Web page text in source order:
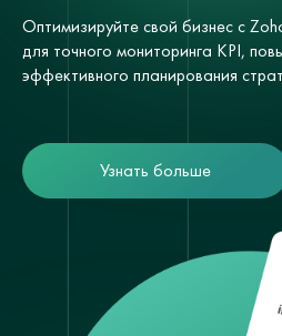
Оптимизируйте свой бизнес с
для точного мониторинга KPI,
эффективного планирования
Узнать больше